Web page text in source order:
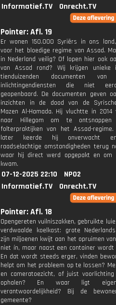
Informatief.TV
Onrecht.TV
Pointer: Afl. 19
Er wonen 150.000 Syriërs in ons
voor het bloedige regime van Assad.
in Nederland veilig? Of lopen hier ook
van Assad rond? Wij krijgen unieke
tienduizenden documenten van
inlichtingendiensten die niet
geopenbaard. De documenten geven
inzichten in de dood van de
Mazen Al-Hamada. Hij vluchtte in 2014
naar Hillegom om te
folterpraktijken van het Assad-
later keerde hij onverwacht
raadselachtige omstandigheden terug
waar hij direct werd opgepakt en om
kwam.
07-12-2025 22:10
NPO2
Informatief.TV
Onrecht.TV
Pointer: Afl. 18
Opengereten vuilniszakken, gebruikte
verdwaalde koelkast: grote
zijn miljoenen kwijt aan het opruimen
niet ín, maar naast een container wordt
En dat wordt steeds erger, vinden
helpt om het probleem op te lossen?
en cameratoezicht, of juist
ophalen? En waar ligt
verantwoordelijkheid? Bij de
gemeente?